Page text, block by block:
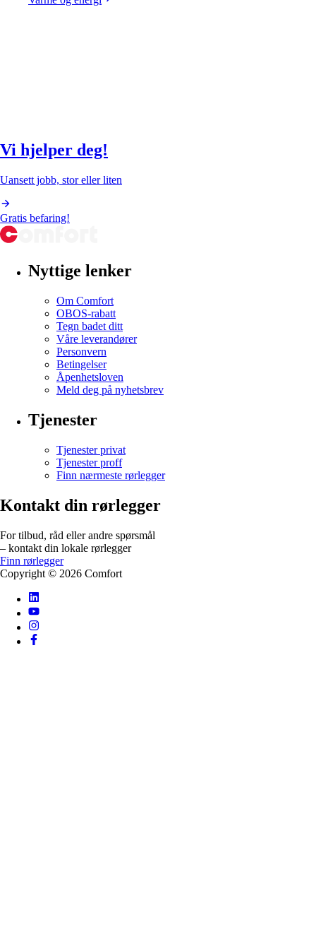
Vi hjelper deg!
Uansett jobb, stor eller liten
Gratis befaring!
Nyttige lenker
Om Comfort
OBOS-rabatt
Tegn badet ditt
Våre leverandører
Personvern
Betingelser
Åpenhetsloven
Meld deg på nyhetsbrev
Tjenester
Tjenester privat
Tjenester proff
Finn nærmeste rørlegger
Kontakt din rørlegger
For tilbud, råd eller andre spørsmål
– kontakt din lokale rørlegger
Finn rørlegger
Copyright © 2026 Comfort